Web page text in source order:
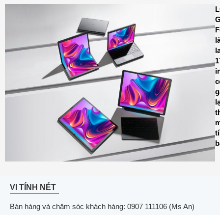
VI TÍNH NÉT
Bán hàng và chăm sóc khách hàng: 0907 111106 (Ms An)